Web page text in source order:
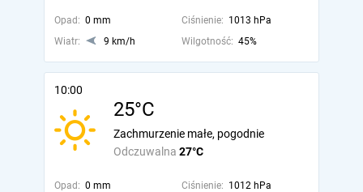
Opad: 0 mm Ciśnienie: 1013 hPa
Wiatr:
9 km/h Wilgotność: 45%
10:00
25°C
Odczuwalna 27°C
Zachmurzenie małe, pogodnie
Opad: 0 mm Ciśnienie: 1012 hPa